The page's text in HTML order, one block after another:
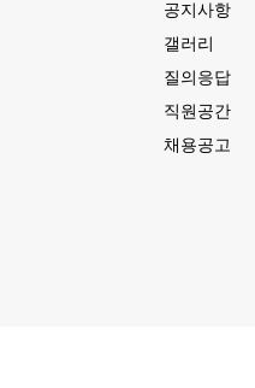
공지사항
갤러리
질의응답
직원공간
채용공고